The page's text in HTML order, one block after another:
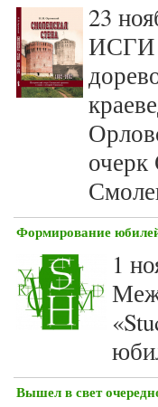
23
ИСГИ
очерк
Формирование
1
Вышел в свет